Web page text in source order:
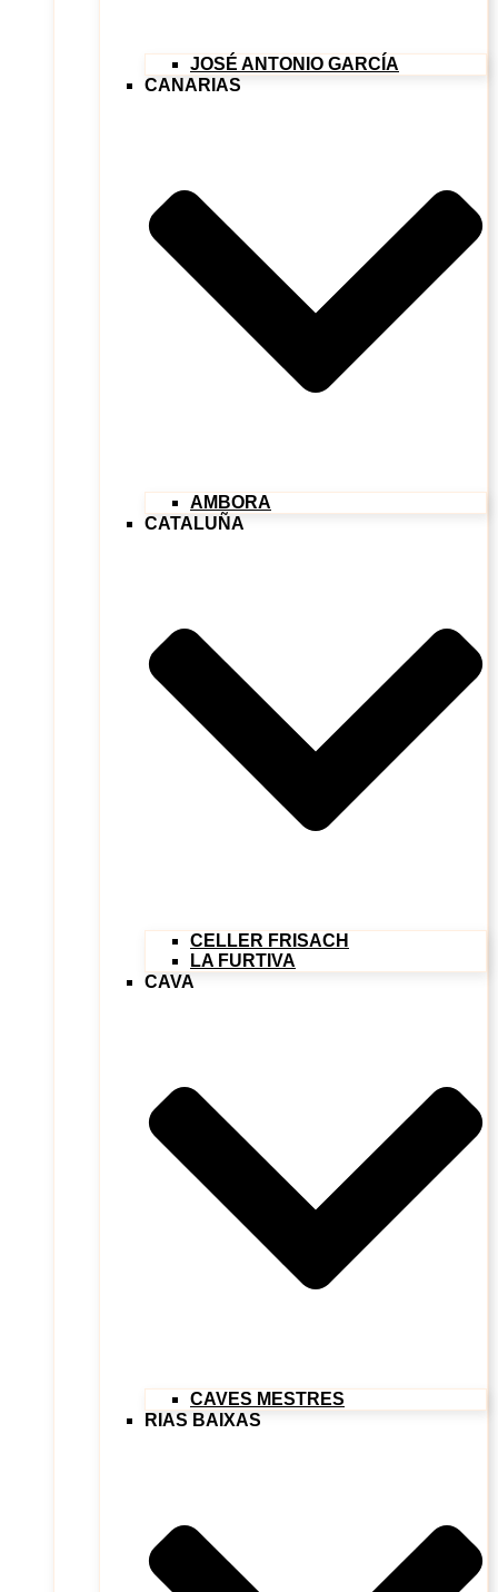
JOSÉ ANTONIO GARCÍA
CANARIAS
AMBORA
CATALUÑA
CELLER FRISACH
LA FURTIVA
CAVA
CAVES MESTRES
RIAS BAIXAS